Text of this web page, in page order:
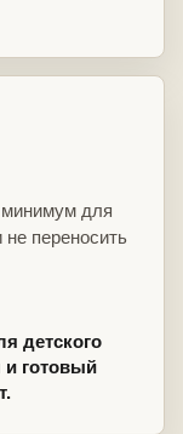
для
не переносить
детского
и готовый